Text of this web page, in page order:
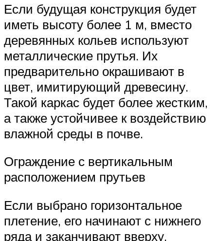
Если будущая конструкция будет
иметь высоту более 1 м, вместо
деревянных кольев используют
металлические прутья. Их
предварительно окрашивают в
цвет, имитирующий древесину.
Такой каркас будет более жестким,
а также устойчивее к воздействию
влажной среды в почве.
Ограждение с вертикальным
расположением прутьев
Если выбрано горизонтальное
плетение, его начинают с нижнего
ряда и заканчивают вверху.